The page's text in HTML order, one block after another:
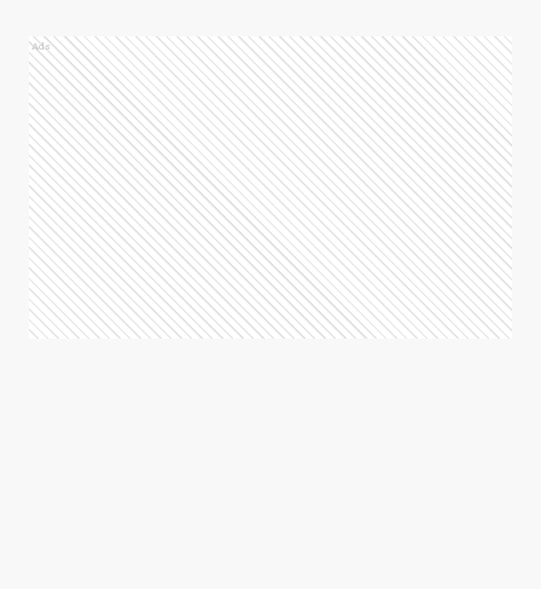
Ads